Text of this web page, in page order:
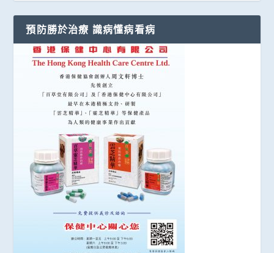
預防勝於治療 識病懂病看病